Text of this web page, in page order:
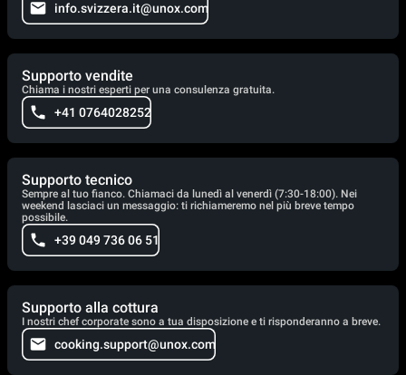
info.svizzera.it@unox.com
Supporto vendite
Chiama i nostri esperti per una consulenza gratuita.
+41 0764028252
Supporto tecnico
Sempre al tuo fianco. Chiamaci da lunedì al venerdì (7:30-18:00). Nei
weekend lasciaci un messaggio: ti richiameremo nel più breve tempo
possibile.
+39 049 736 06 51
Supporto alla cottura
I nostri chef corporate sono a tua disposizione e ti risponderanno a breve.
cooking.support@unox.com